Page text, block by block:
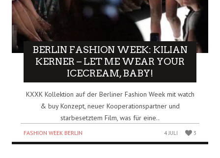
BERLIN FASHION WEEK: KILIAN
KERNER – LET ME WEAR YOUR
ICECREAM, BABY!
KXXK Kollektion auf der Berliner Fashion Week mit watch
& buy Konzept, neuer Kooperationspartner und
starbesetztem Film, was für eine..
FASHION WEEK BERLIN 4 JULI 3